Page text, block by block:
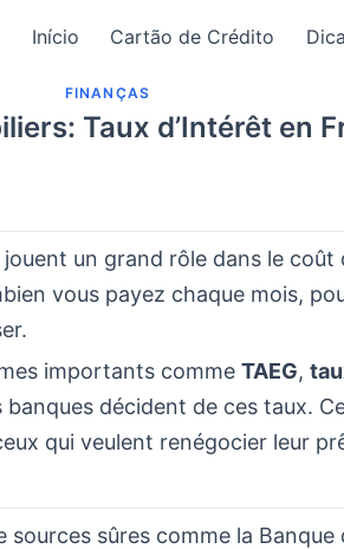
Início Cartão de Crédito
FINANÇAS
Taux d’Intérêt en
un grand rôle dans le coût
vous payez chaque mois,
importants comme TAEG,
décident de ces taux.
qui veulent renégocier leur
sources sûres comme la Banque